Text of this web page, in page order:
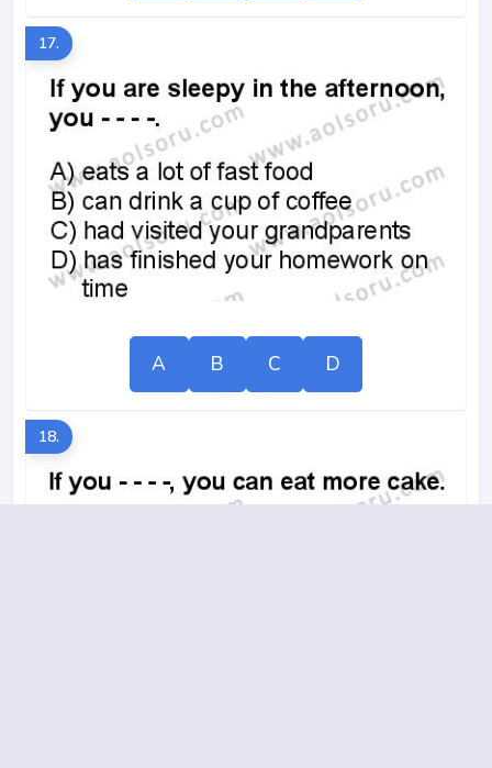
17.
A B C D
18.